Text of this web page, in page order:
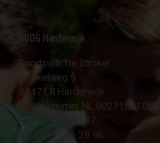
VVOG Harderwijk
Sportpark 'De Strokel'
Strokelweg 5
3847 LR Harderwijk
BTW Nummer NL 002715910B01
KvK Nr 40094437
☎︎ 0341 - 41 28 96